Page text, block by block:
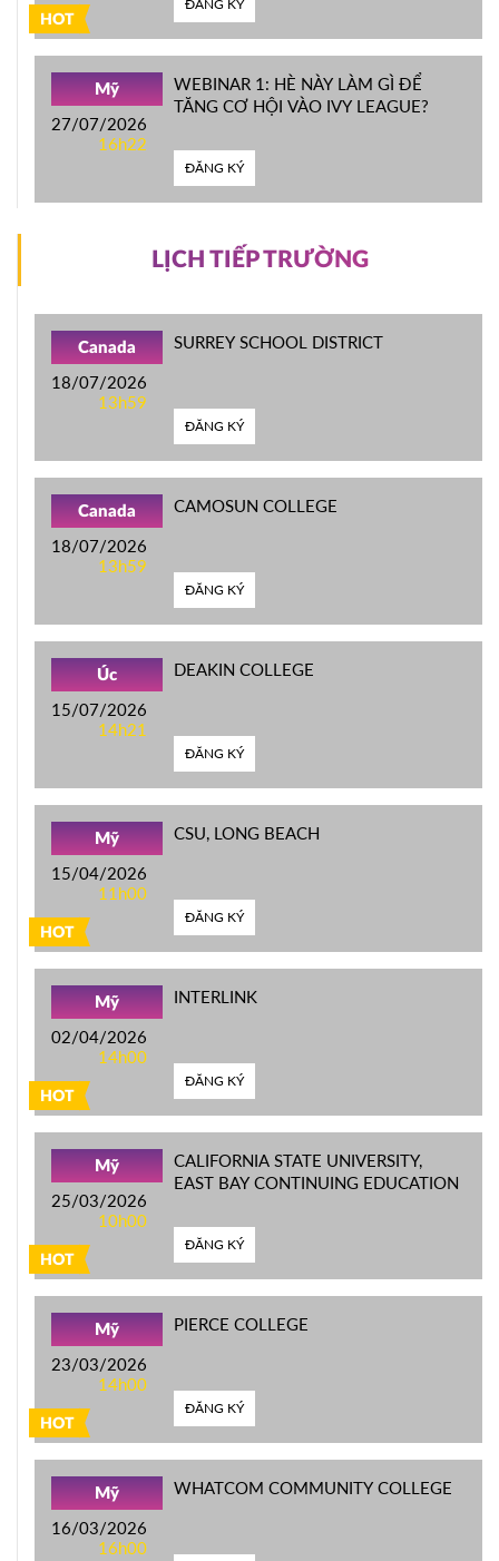
HOT
ĐĂNG KÝ
Mỹ
27/07/2026
16h22
WEBINAR 1: HÈ NÀY LÀM GÌ ĐỂ
TĂNG CƠ HỘI VÀO IVY LEAGUE?
ĐĂNG KÝ
LỊCH TIẾP TRƯỜNG
Canada
18/07/2026
13h59
SURREY SCHOOL DISTRICT
ĐĂNG KÝ
Canada
18/07/2026
13h59
CAMOSUN COLLEGE
ĐĂNG KÝ
Úc
15/07/2026
14h21
DEAKIN COLLEGE
ĐĂNG KÝ
HOT
Mỹ
15/04/2026
11h00
CSU, LONG BEACH
ĐĂNG KÝ
HOT
Mỹ
02/04/2026
14h00
INTERLINK
ĐĂNG KÝ
HOT
Mỹ
25/03/2026
10h00
CALIFORNIA STATE UNIVERSITY,
EAST BAY CONTINUING EDUCATION
ĐĂNG KÝ
HOT
Mỹ
23/03/2026
14h00
PIERCE COLLEGE
ĐĂNG KÝ
Mỹ
16/03/2026
16h00
WHATCOM COMMUNITY COLLEGE